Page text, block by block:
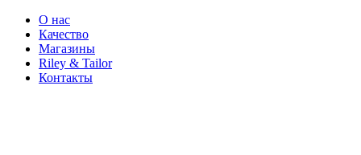
О нас
Качество
Магазины
Riley & Tailor
Контакты